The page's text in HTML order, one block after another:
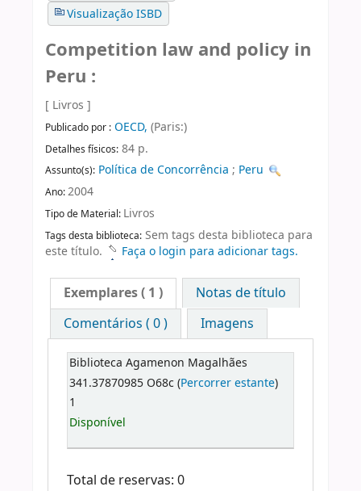
Visualização ISBD
Competition law and policy in
Peru :
[ Livros ]
Publicado por : OECD, (Paris:)
Detalhes físicos: 84 p.
Assunto(s): Política de Concorrência ; Peru
Ano:2004
Tipo de Material: Livros
Tags desta biblioteca: Sem tags desta biblioteca para
este título.
Faça o login para adicionar tags.
Exemplares( 1 )
Notas de título
Comentários ( 0 )
Imagens
Biblioteca Agamenon Magalhães
341.37870985 O68c (Percorrer estante)
1
Disponível
Total de reservas: 0